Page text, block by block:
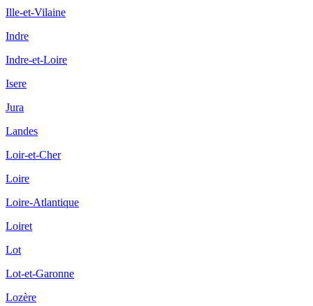
Ille-et-Vilaine
Indre
Indre-et-Loire
Isere
Jura
Landes
Loir-et-Cher
Loire
Loire-Atlantique
Loiret
Lot
Lot-et-Garonne
Lozère